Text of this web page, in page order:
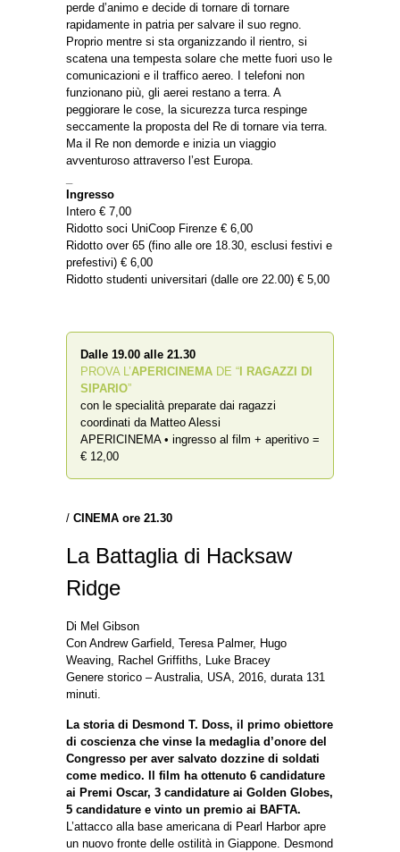
perde d’animo e decide di tornare di tornare
rapidamente in patria per salvare il suo regno.
Proprio mentre si sta organizzando il rientro, si
scatena una tempesta solare che mette fuori uso le
comunicazioni e il traffico aereo. I telefoni non
funzionano più, gli aerei restano a terra. A
peggiorare le cose, la sicurezza turca respinge
seccamente la proposta del Re di tornare via terra.
Ma il Re non demorde e inizia un viaggio
avventuroso attraverso l’est Europa.
Ingresso
Intero € 7,00
Ridotto soci UniCoop Firenze € 6,00
Ridotto over 65 (fino alle ore 18.30, esclusi festivi e
prefestivi) € 6,00
Ridotto studenti universitari (dalle ore 22.00) € 5,00
Dalle 19.00 alle 21.30
PROVA L’APERICINEMA DE “ I RAGAZZI DI
SIPARIO”
con le specialità preparate dai ragazzi
coordinati da Matteo Alessi
APERICINEMA • ingresso al film + aperitivo =
€ 12,00
/ CINEMA ore 21.30
La Battaglia di Hacksaw
Ridge
Di Mel Gibson
Con Andrew Garfield, Teresa Palmer, Hugo
Weaving, Rachel Griffiths, Luke Bracey
Genere storico – Australia, USA, 2016, durata 131
minuti.
La storia di Desmond T. Doss, il primo obiettore
di coscienza che vinse la medaglia d’onore del
Congresso per aver salvato dozzine di soldati
come medico. Il film ha ottenuto 6 candidature
ai Premi Oscar, 3 candidature ai Golden Globes,
5 candidature e vinto un premio ai BAFTA.
L’attacco alla base americana di Pearl Harbor apre
un nuovo fronte delle ostilità in Giappone. Desmond